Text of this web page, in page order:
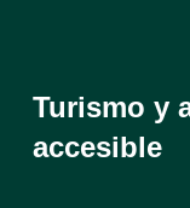
Turismo y
accesible